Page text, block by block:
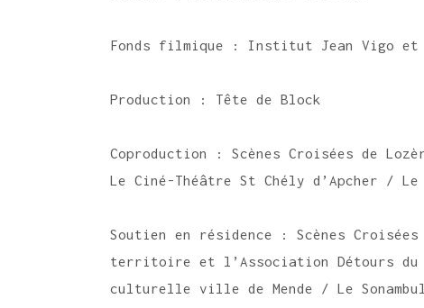
Fonds filmique : Institut Jean Vigo et
Production : Tête de Block
Coproduction : Scènes Croisées de
Le Ciné-Théâtre St Chély d’Apcher / Le
Soutien en résidence : Scènes
territoire et l’Association Détours du
culturelle ville de Mende / Le